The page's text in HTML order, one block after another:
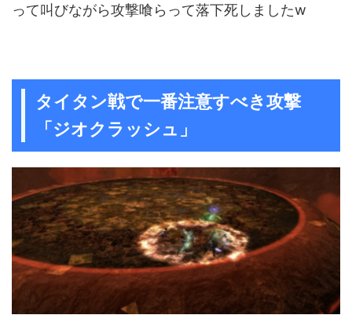
って叫びながら攻撃喰らって落下死しましたw
タイタン戦で一番注意すべき攻撃
「ジオクラッシュ」